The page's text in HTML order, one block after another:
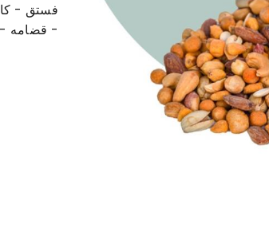
فستق -
- قضامه - بزر